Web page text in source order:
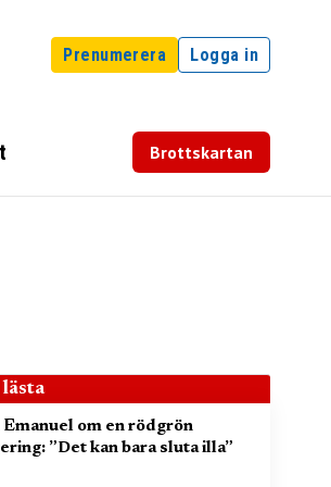
Prenumerera Logga in
Brottskartan
Emanuel om en rödgrön
”Det kan bara sluta illa”